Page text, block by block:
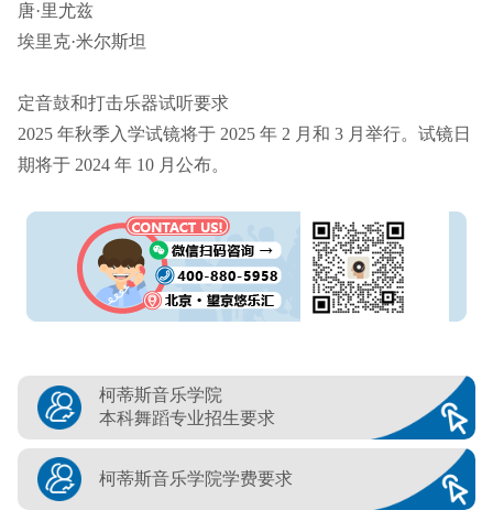
唐·里尤兹
埃里克·米尔斯坦
定音鼓和打击乐器试听要求
2025 年秋季入学试镜将于 2025 年 2 月和 3 月举行。试镜日
期将于 2024 年 10 月公布。
柯蒂斯音乐学院
本科舞蹈专业招生要求
柯蒂斯音乐学院学费要求